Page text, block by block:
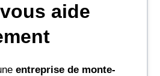
aide
entreprise de monte-